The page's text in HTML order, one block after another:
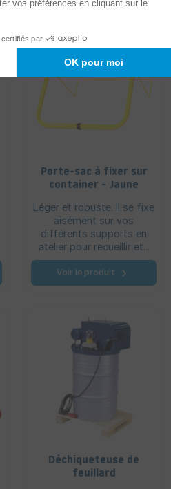
Porte-sac à fixer sur
container - Jaune
Léger et robuste. Il se fixe
aisément sur vos
différents supports en
atelier pour recueillir et...
Voir le produit
Déchiqueteuse de
feuillard